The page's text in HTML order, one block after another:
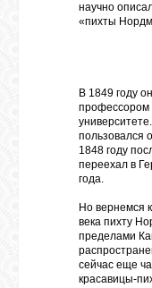
научно
«пихты
В 1849 году
профессором
пользовался
1848 году
переехал в
года.
Но вернемся
века пихту
пределами
сейчас еще
красавицы-